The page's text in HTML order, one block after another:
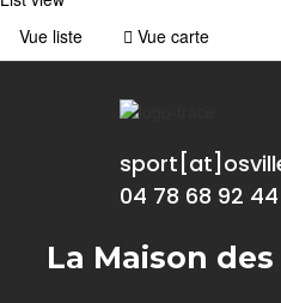
Vue liste
Vue carte
04 78 68 92 44
La Maison